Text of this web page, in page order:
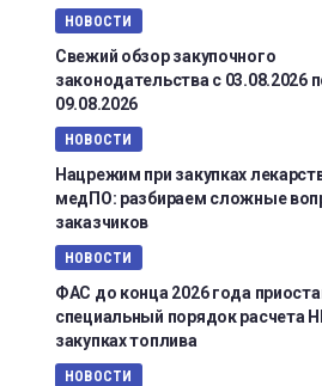
НОВОСТИ
Свежий обзор закупочного
законодательства с 03.08.2026
09.08.2026
НОВОСТИ
Нацрежим при закупках
медПО: разбираем сложные
заказчиков
НОВОСТИ
ФАС до конца 2026 года
специальный порядок расчета
закупках топлива
НОВОСТИ